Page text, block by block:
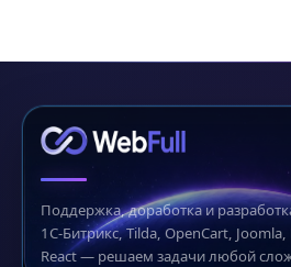
Поддержка, доработка и
1С-Битрикс, Tilda, OpenCart,
React — решаем задачи любой